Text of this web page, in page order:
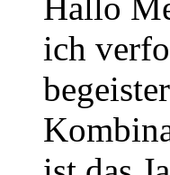
Hallo
ich